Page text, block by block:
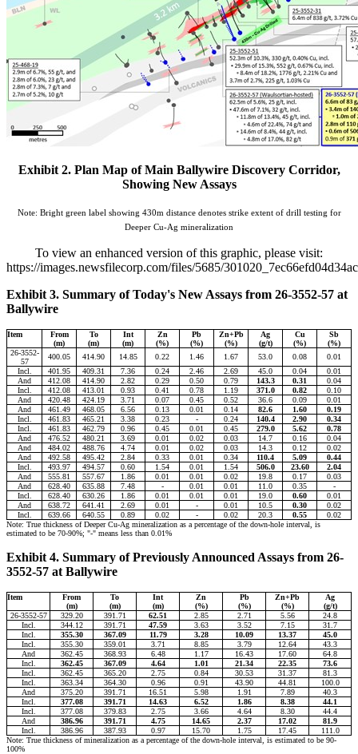
Exhibit 2. Plan Map of Main Ballywire Discovery Corridor,
Showing New Assays
Note: Bright green label showing 430m distance denotes strike extent of drill testing for
Deeper Cu-Ag mineralization
To view an enhanced version of this graphic, please visit:
https://images.newsfilecorp.com/files/5685/
Exhibit 3. Summary of Today's New Assays from 26-3552-57 at
Ballywire
Item
From
(m)
To
(m)
Int
(m)
Zn
(%)
Pb
(%)
Zn+Pb
(%)
Ag
(g/t)
Cu
(%)
Sb
(%)
26-3552-
57
400.05 414.90 14.85 0.22 1.46 1.67 53.0 0.08
0.01
Incl.
401.95 409.31 7.36 0.24 2.46 2.69 45.0 0.04
0.01
And
412.08 414.90 2.82 0.29 0.50 0.79 143.3 0.31
0.04
Incl.
412.08 413.01 0.93 0.41 0.78 1.19 371.0 0.82
0.10
And
420.48 424.19 3.71 0.07 0.45 0.52 36.6 0.09
0.01
And
461.49 468.05 6.56 0.13 0.01 0.14 82.6 1.60
0.19
Incl.
461.83 465.21 3.38 0.23 - 0.24 140.4 2.90
0.34
Incl.
461.83 462.79 0.96 0.45 0.01 0.45 279.0 5.62
0.78
And
476.52 480.21 3.69 0.01 0.02 0.03 14.7 0.16
0.04
And
484.02 488.76 4.74 0.01 0.02 0.03 14.3 0.12
0.02
And
492.58 495.42 2.84 0.33 0.01 0.34 110.4 5.09
0.44
Incl.
493.97 494.57 0.60 1.54 0.01 1.54 506.0 23.60
2.04
And
555.81 557.67 1.86 0.01 0.01 0.02 19.8 0.17
0.03
And
628.40 635.88 7.48 - 0.01 0.01 11.0 0.35
-
Incl.
628.40 630.26 1.86 0.01 0.01 0.01 19.0 0.60
0.01
And
638.72 641.41 2.69 0.01 - 0.01 10.5 0.30
0.02
Incl.
639.66 640.55 0.89 0.02 - 0.02 20.3 0.55
0.02
Note: True thickness of Deeper Cu-Ag mineralization as a percentage of the down-hole interval, is
estimated to be 70-90%; "-" means less than 0.01%
Exhibit 4. Summary of Previously Announced Assays from 26-
3552-57 at Ballywire
Item
From
(m)
To
(m)
Int
(m)
Zn
(%)
Pb
(%)
Zn+Pb
(%)
Ag
(g/t)
26-3552-57
329.20 391.71 62.51 2.85 2.71 5.56
24.8
Incl.
344.12 391.71 47.59 3.63 3.52 7.15
31.7
Incl.
355.30 367.09 11.79 3.28 10.09 13.37
45.0
Incl.
355.30 359.01 3.71 8.85 3.79 12.64
43.3
And
362.45 368.93 6.48 1.17 16.43 17.60
64.8
Incl.
362.45 367.09 4.64 1.01 21.34 22.35
73.6
Incl.
362.45 365.20 2.75 0.84 30.53 31.37
81.3
Incl.
363.34 364.30 0.96 0.91 43.90 44.81
100.0
And
375.20 391.71 16.51 5.98 1.91 7.89
40.3
Incl.
377.08 391.71 14.63 6.52 1.86 8.38
44.1
Incl.
377.08 379.83 2.75 3.66 4.64 8.30
44.4
And
386.96 391.71 4.75 14.65 2.37 17.02
81.9
Incl.
386.96 387.93 0.97 15.70 1.75 17.45
111.0
Note: True thickness of mineralization as a percentage of the down-hole interval, is estimated to be 90-
100%